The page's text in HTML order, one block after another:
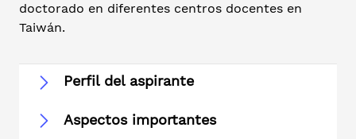
doctorado en diferentes centros docentes en
Taiwán.
Perfil del aspirante
Aspectos importantes